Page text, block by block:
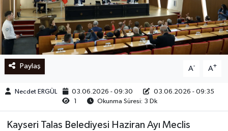
Paylaş A- A+
Necdet ERGÜL 03.06.2026 - 09:30
03.06.2026 - 09:35
1
Okunma Süresi: 3 Dk
Kayseri Talas Belediyesi Haziran Ayı Meclis
Ege
İzmir
İletişim
Künye
Yerel